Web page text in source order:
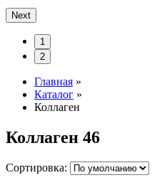
Next
1
2
Главная »
Каталог »
Коллаген
Коллаген 46
Сортировка: